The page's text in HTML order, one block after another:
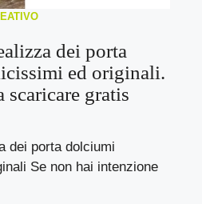
dei porta
ed originali.
scaricare gratis
dei porta dolciumi
Se non hai intenzione